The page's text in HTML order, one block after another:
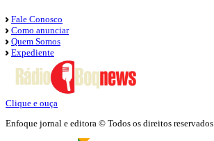
Fale Conosco
Como anunciar
Quem Somos
Expediente
Clique e ouça
Enfoque jornal e editora © Todos os direitos reservados